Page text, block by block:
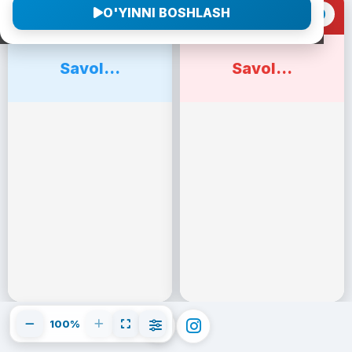
O'YINNI BOSHLASH
0
Savol...
2-Jamoa 0
Savol...
100%